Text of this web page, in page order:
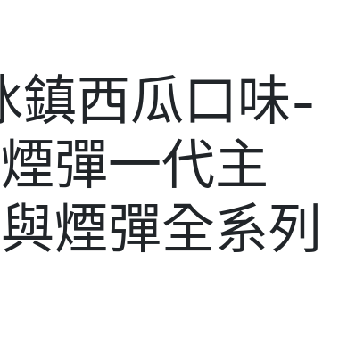
鎮西瓜口味-
彈一代主
煙彈全系列